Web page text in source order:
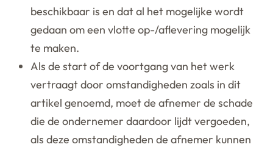
beschikbaar is en dat al het mogelijke wordt
gedaan om een vlotte op-/aflevering mogelijk
te maken.
Als de start of de voortgang van het werk
vertraagt door omstandigheden zoals in dit
artikel genoemd, moet de afnemer de schade
die de ondernemer daardoor lijdt vergoeden,
als deze omstandigheden de afnemer kunnen